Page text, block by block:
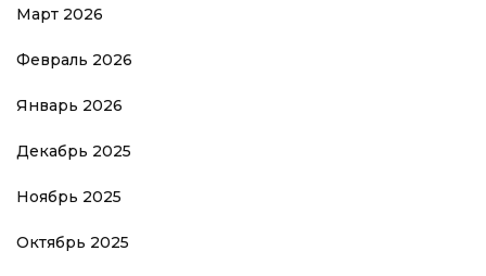
Март 2026
Февраль 2026
Январь 2026
Декабрь 2025
Ноябрь 2025
Октябрь 2025